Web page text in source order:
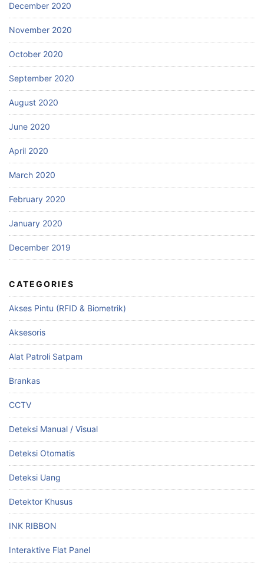
December 2020
November 2020
October 2020
September 2020
August 2020
June 2020
April 2020
March 2020
February 2020
January 2020
December 2019
CATEGORIES
Akses Pintu (RFID & Biometrik)
Aksesoris
Alat Patroli Satpam
Brankas
CCTV
Deteksi Manual / Visual
Deteksi Otomatis
Deteksi Uang
Detektor Khusus
INK RIBBON
Interaktive Flat Panel